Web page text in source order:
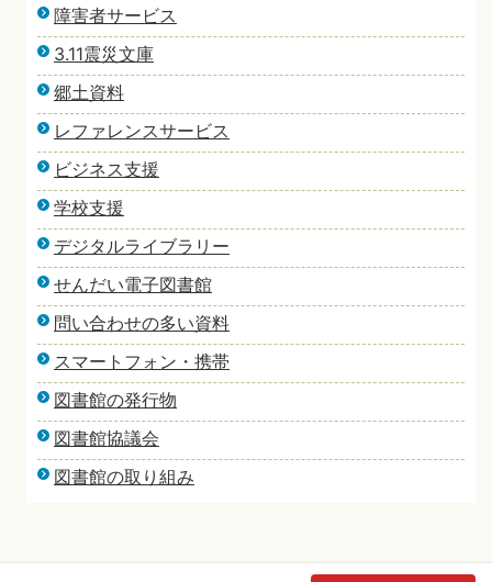
障害者サービス
3.11震災文庫
郷土資料
レファレンスサービス
ビジネス支援
学校支援
デジタルライブラリー
せんだい電子図書館
問い合わせの多い資料
スマートフォン・携帯
図書館の発行物
図書館協議会
図書館の取り組み